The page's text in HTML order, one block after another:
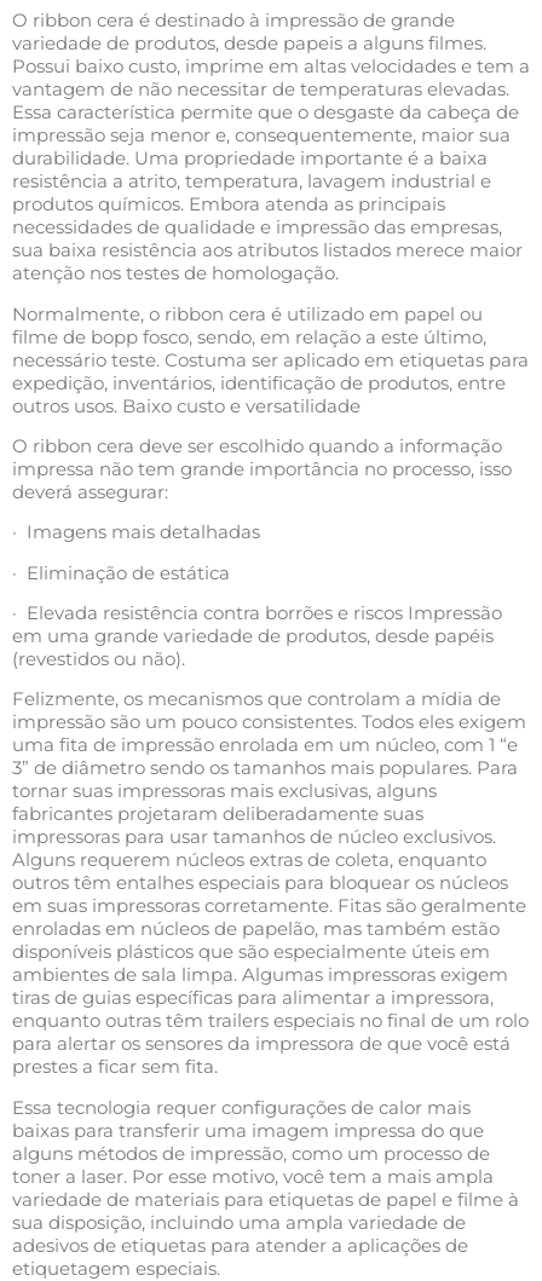
O ribbon cera é destinado à impressão de grande
variedade de produtos, desde papeis a alguns filmes.
Possui baixo custo, imprime em altas velocidades e tem a
vantagem de não necessitar de temperaturas elevadas.
Essa característica permite que o desgaste da cabeça de
impressão seja menor e, consequentemente, maior sua
durabilidade. Uma propriedade importante é a baixa
resistência a atrito, temperatura, lavagem industrial e
produtos químicos. Embora atenda as principais
necessidades de qualidade e impressão das empresas,
sua baixa resistência aos atributos listados merece maior
atenção nos testes de homologação.
Normalmente, o ribbon cera é utilizado em papel ou
filme de bopp fosco, sendo, em relação a este último,
necessário teste. Costuma ser aplicado em etiquetas para
expedição, inventários, identificação de produtos, entre
outros usos. Baixo custo e versatilidade
O ribbon cera deve ser escolhido quando a informação
impressa não tem grande importância no processo, isso
deverá assegurar:
· Imagens mais detalhadas
· Eliminação de estática
· Elevada resistência contra borrões e riscos Impressão
em uma grande variedade de produtos, desde papéis
(revestidos ou não).
Felizmente, os mecanismos que controlam a mídia de
impressão são um pouco consistentes. Todos eles exigem
uma fita de impressão enrolada em um núcleo, com 1 “e
3” de diâmetro sendo os tamanhos mais populares. Para
tornar suas impressoras mais exclusivas, alguns
fabricantes projetaram deliberadamente suas
impressoras para usar tamanhos de núcleo exclusivos.
Alguns requerem núcleos extras de coleta, enquanto
outros têm entalhes especiais para bloquear os núcleos
em suas impressoras corretamente. Fitas são geralmente
enroladas em núcleos de papelão, mas também estão
disponíveis plásticos que são especialmente úteis em
ambientes de sala limpa. Algumas impressoras exigem
tiras de guias específicas para alimentar a impressora,
enquanto outras têm trailers especiais no final de um rolo
para alertar os sensores da impressora de que você está
prestes a ficar sem fita.
Essa tecnologia requer configurações de calor mais
baixas para transferir uma imagem impressa do que
alguns métodos de impressão, como um processo de
toner a laser. Por esse motivo, você tem a mais ampla
variedade de materiais para etiquetas de papel e filme à
sua disposição, incluindo uma ampla variedade de
adesivos de etiquetas para atender a aplicações de
etiquetagem especiais.